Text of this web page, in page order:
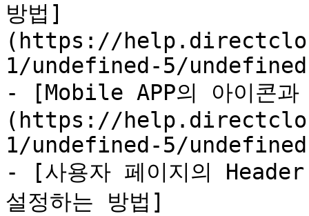
방법]
(https://
1/undefined-5/
- [Mobile APP의 아이콘과
(https://
1/undefined-5/
- [사용자 페이지의
설정하는 방법]